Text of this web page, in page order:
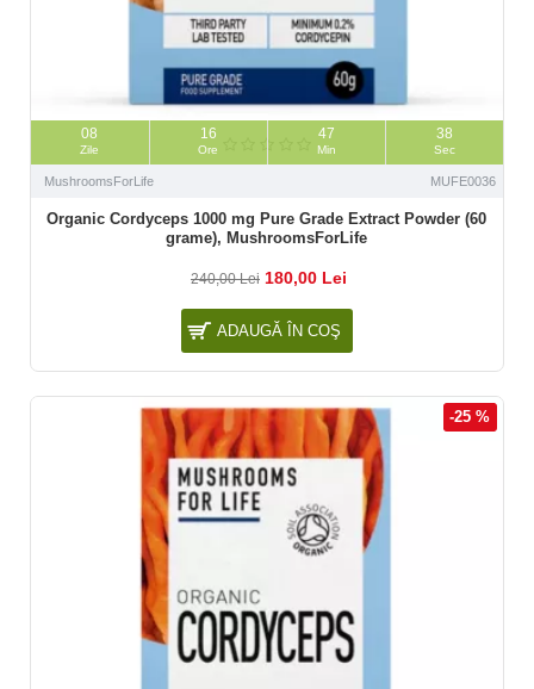
08
Zile
16
Ore
47
Min
37
Sec
MushroomsForLife MUFE0036
Organic Cordyceps 1000 mg Pure Grade Extract Powder (60
grame), MushroomsForLife
240,00 Lei 180,00 Lei
ADAUGĂ ÎN COŞ
-25 %